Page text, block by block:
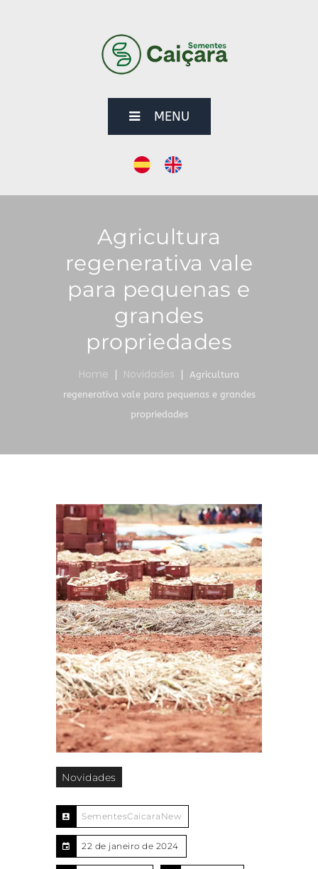
MENU
Agricultura
regenerativa vale
para pequenas e
grandes
propriedades
Home Novidades
Agricultura
regenerativa vale para pequenas e grandes
propriedades
Novidades
SementesCaicaraNew
22 de janeiro de 2024